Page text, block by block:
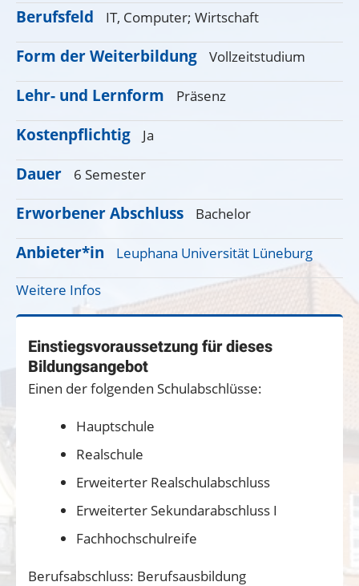
Berufsfeld IT, Computer; Wirtschaft
Form der Weiterbildung Vollzeitstudium
Lehr- und Lernform Präsenz
Kostenpflichtig Ja
Dauer 6 Semester
Erworbener Abschluss Bachelor
Anbieter*in
Leuphana Universität Lüneburg
Weitere Infos
Einstiegsvoraussetzung für dieses
Bildungsangebot
Einen der folgenden Schulabschlüsse:
Hauptschule
Realschule
Erweiterter Realschulabschluss
Erweiterter Sekundarabschluss I
Fachhochschulreife
Berufsabschluss: Berufsausbildung